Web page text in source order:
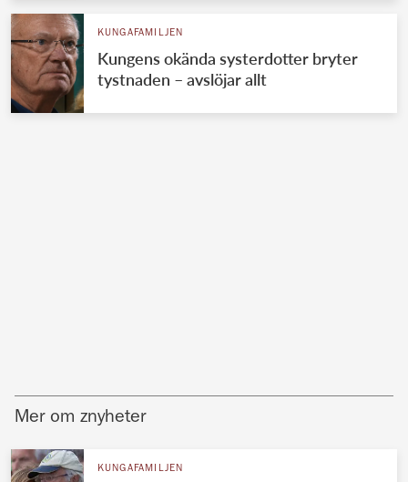
KUNGAFAMILJEN
Kungens okända systerdotter bryter
tystnaden – avslöjar allt
Mer om znyheter
KUNGAFAMILJEN